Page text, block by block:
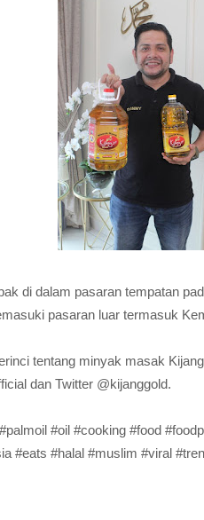
di dalam pasaran tempatan
pasaran luar termasuk
tentang minyak masak
dan Twitter @kijanggold.
#oil #cooking #food
#eats #halal #muslim #viral